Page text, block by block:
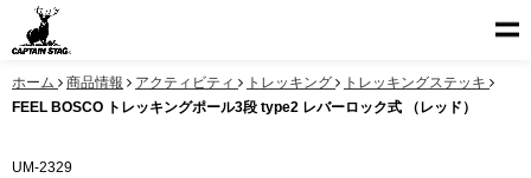
ホーム 商品情報 アクティビティ トレッキング
トレッキングステッキ
FEEL BOSCO トレッキングポール3段 type2 レバーロック式 （レッド）
UM-2329